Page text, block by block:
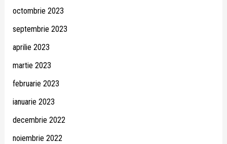
octombrie 2023
septembrie 2023
aprilie 2023
martie 2023
februarie 2023
ianuarie 2023
decembrie 2022
noiembrie 2022